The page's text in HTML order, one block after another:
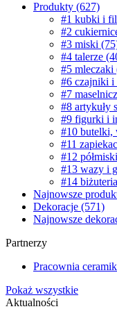
Produkty (627)
#1 kubki i
#2
#3 miski
#4 talerze
#5 mleczaki
#6 czajniki i
#7
#8 artykuły
#9 figurki i
#10 butelki,
#11
#12
#13 wazy i
#14
Najnowsze
Dekoracje (571)
Najnowsze
Partnerzy
Pracownia
Pokaż wszystkie
Aktualności